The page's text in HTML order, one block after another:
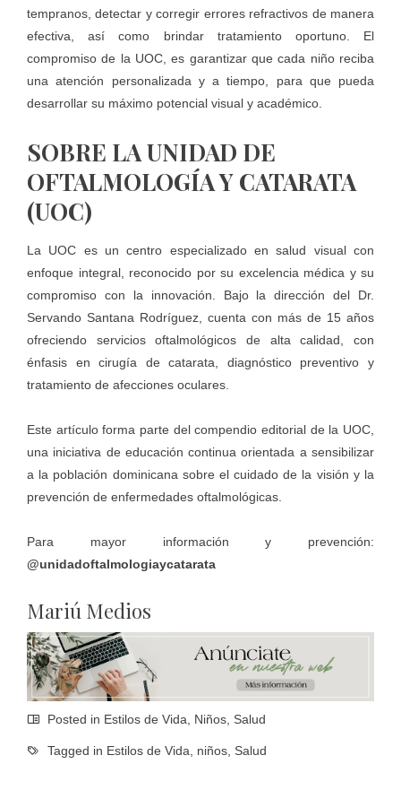
tempranos, detectar y corregir errores refractivos de manera
efectiva, así como brindar tratamiento oportuno. El
compromiso de la UOC, es garantizar que cada niño reciba
una atención personalizada y a tiempo, para que pueda
desarrollar su máximo potencial visual y académico.
SOBRE LA UNIDAD DE
OFTALMOLOGÍA Y CATARATA
(UOC)
La UOC es un centro especializado en salud visual con
enfoque integral, reconocido por su excelencia médica y su
compromiso con la innovación. Bajo la dirección del Dr.
Servando Santana Rodríguez, cuenta con más de 15 años
ofreciendo servicios oftalmológicos de alta calidad, con
énfasis en cirugía de catarata, diagnóstico preventivo y
tratamiento de afecciones oculares.
Este artículo forma parte del compendio editorial de la UOC,
una iniciativa de educación continua orientada a sensibilizar
a la población dominicana sobre el cuidado de la visión y la
prevención de enfermedades oftalmológicas.
Para mayor información y prevención:
@unidadoftalmologiaycatarata
Mariú Medios
Posted in Estilos de Vida, Niños, Salud
Tagged in Estilos de Vida, niños, Salud